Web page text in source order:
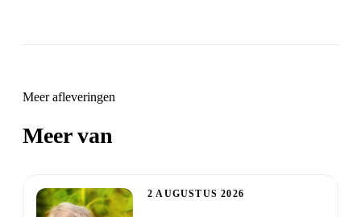
Meer afleveringen
Meer van
2 AUGUSTUS 2026